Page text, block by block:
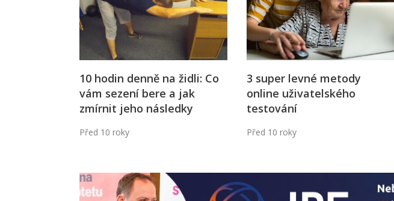
Management firmy
Řízení firmy
10 hodin denně na židli: Co
vám sezení bere a jak
zmírnit jeho následky
Před 10 roky
3 super levné metody
online uživatelského
testování
Před 10 roky